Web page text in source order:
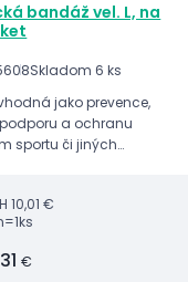
bandáž vel. L, na
Skladom 6 ks
jako prevence,
a ochranu
sportu či jiných
10,01 €
€